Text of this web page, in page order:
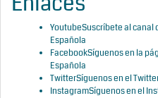
YoutubeSuscríbete al canal
Española
FacebookSíguenos en la
Española
TwitterSíguenos en el
InstagramSíguenos en el